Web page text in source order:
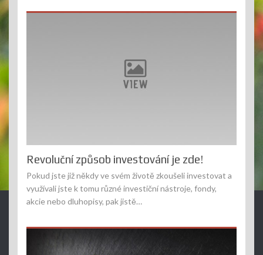
Revoluční způsob investování je zde!
Pokud jste již někdy ve svém životě zkoušeli investovat a
využívali jste k tomu různé investiční nástroje, fondy,
akcie nebo dluhopisy, pak jistě…